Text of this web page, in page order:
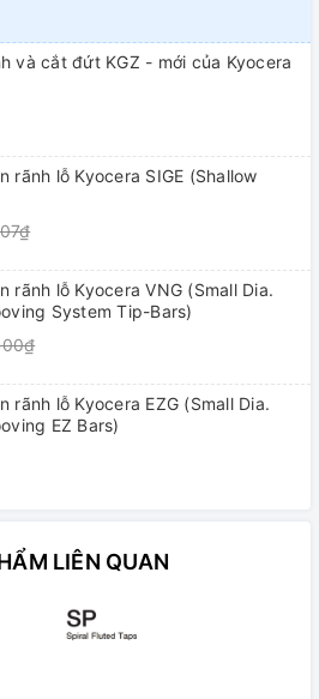
và cắt đứt KGZ - mới của Kyocera
rãnh lỗ Kyocera SIGE (Shallow
rãnh lỗ Kyocera VNG (Small Dia.
System Tip-Bars)
rãnh lỗ Kyocera EZG (Small Dia.
EZ Bars)
LIÊN QUAN